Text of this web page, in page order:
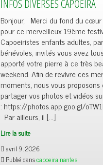
INFOS DIVERSES CAPOEIRA
Bonjour, Merci du fond du
pour ce merveilleux 19ème
Capoeiristes enfants adultes,
bénévoles, invités vous avez tous
apporté votre pierre à ce très
weekend. Afin de revivre ces
moments, nous vous proposons
partager vos photos et vidéos
: https://photos.app.goo.gl/
Par ailleurs, il […]
Lire la suite
avril 9, 2026
Publié danscapoeira nantes